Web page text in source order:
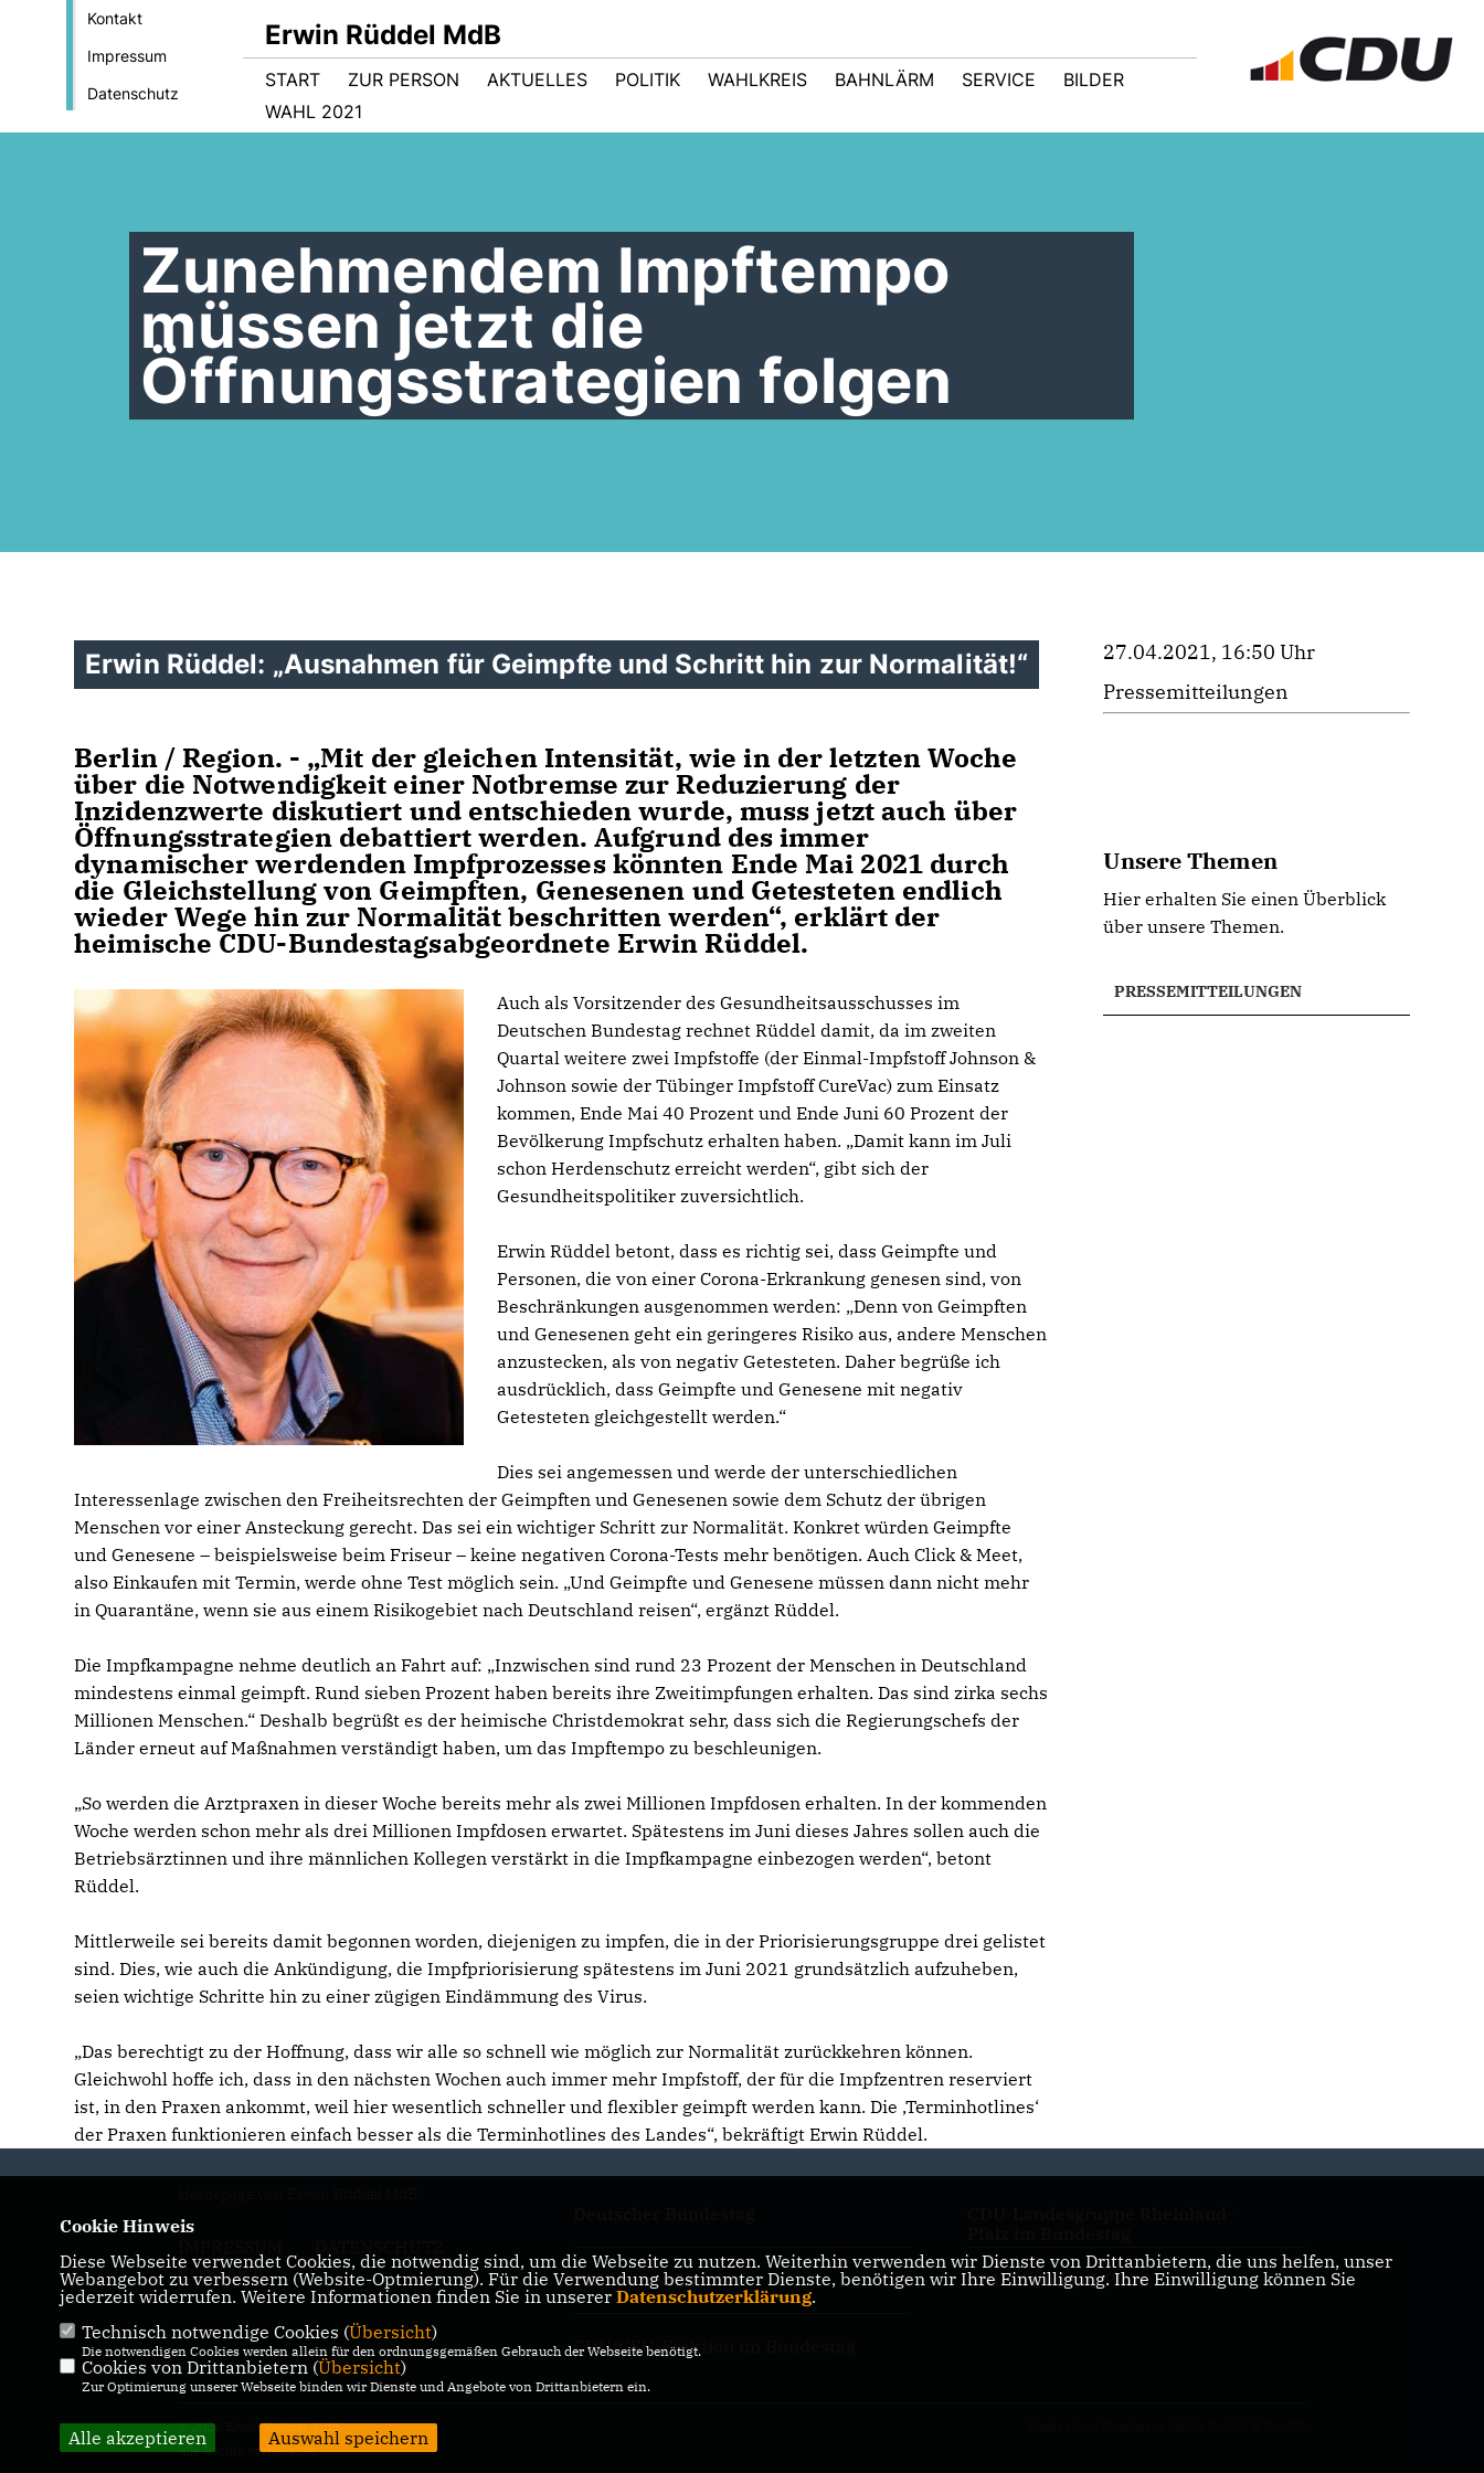
Kontakt
Impressum
Datenschutz
Erwin Rüddel MdB
START ZUR PERSON AKTUELLES POLITIK WAHLKREIS BAHNLÄRM SERVICE
BILDER
WAHL 2021
Zunehmendem Impftempo
müssen jetzt die
Öffnungsstrategien folgen
Erwin Rüddel: „Ausnahmen für Geimpfte und Schritt hin zur Normalität!“
Berlin / Region. - „Mit der gleichen Intensität, wie in der letzten Woche
über die Notwendigkeit einer Notbremse zur Reduzierung der
Inzidenzwerte diskutiert und entschieden wurde, muss jetzt auch über
Öffnungsstrategien debattiert werden. Aufgrund des immer
dynamischer werdenden Impfprozesses könnten Ende Mai 2021 durch
die Gleichstellung von Geimpften, Genesenen und Getesteten endlich
wieder Wege hin zur Normalität beschritten werden“, erklärt der
heimische CDU-Bundestagsabgeordnete Erwin Rüddel.
Auch als Vorsitzender des Gesundheitsausschusses im
Deutschen Bundestag rechnet Rüddel damit, da im zweiten
Quartal weitere zwei Impfstoffe (der Einmal-Impfstoff Johnson &
Johnson sowie der Tübinger Impfstoff CureVac) zum Einsatz
kommen, Ende Mai 40 Prozent und Ende Juni 60 Prozent der
Bevölkerung Impfschutz erhalten haben. „Damit kann im Juli
schon Herdenschutz erreicht werden“, gibt sich der
Gesundheitspolitiker zuversichtlich.
Erwin Rüddel betont, dass es richtig sei, dass Geimpfte und
Personen, die von einer Corona-Erkrankung genesen sind, von
Beschränkungen ausgenommen werden: „Denn von Geimpften
und Genesenen geht ein geringeres Risiko aus, andere Menschen
anzustecken, als von negativ Getesteten. Daher begrüße ich
ausdrücklich, dass Geimpfte und Genesene mit negativ
Getesteten gleichgestellt werden.“
Dies sei angemessen und werde der unterschiedlichen
Interessenlage zwischen den Freiheitsrechten der Geimpften und Genesenen sowie dem Schutz der übrigen
Menschen vor einer Ansteckung gerecht. Das sei ein wichtiger Schritt zur Normalität. Konkret würden Geimpfte
und Genesene – beispielsweise beim Friseur – keine negativen Corona-Tests mehr benötigen. Auch Click & Meet,
also Einkaufen mit Termin, werde ohne Test möglich sein. „Und Geimpfte und Genesene müssen dann nicht mehr
in Quarantäne, wenn sie aus einem Risikogebiet nach Deutschland reisen“, ergänzt Rüddel.
Die Impfkampagne nehme deutlich an Fahrt auf: „Inzwischen sind rund 23 Prozent der Menschen in Deutschland
mindestens einmal geimpft. Rund sieben Prozent haben bereits ihre Zweitimpfungen erhalten. Das sind zirka sechs
Millionen Menschen.“ Deshalb begrüßt es der heimische Christdemokrat sehr, dass sich die Regierungschefs der
Länder erneut auf Maßnahmen verständigt haben, um das Impftempo zu beschleunigen.
So werden die Arztpraxen in dieser Woche bereits mehr als zwei Millionen Impfdosen erhalten. In der kommenden
Woche werden schon mehr als drei Millionen Impfdosen erwartet. Spätestens im Juni dieses Jahres sollen auch die
Betriebsärztinnen und ihre männlichen Kollegen verstärkt in die Impfkampagne einbezogen werden“, betont
Rüddel.
Mittlerweile sei bereits damit begonnen worden, diejenigen zu impfen, die in der Priorisierungsgruppe drei gelistet
sind. Dies, wie auch die Ankündigung, die Impfpriorisierung spätestens im Juni 2021 grundsätzlich aufzuheben,
seien wichtige Schritte hin zu einer zügigen Eindämmung des Virus.
Das berechtigt zu der Hoffnung, dass wir alle so schnell wie möglich zur Normalität zurückkehren können.
Gleichwohl hoffe ich, dass in den nächsten Wochen auch immer mehr Impfstoff, der für die Impfzentren reserviert
ist, in den Praxen ankommt, weil hier wesentlich schneller und flexibler geimpft werden kann. Die ‚Terminhotlines‘
der Praxen funktionieren einfach besser als die Terminhotlines des Landes“, bekräftigt Erwin Rüddel.
27.04.2021, 16:50 Uhr
Pressemitteilungen
Unsere Themen
Hier erhalten Sie einen Überblick
über unsere Themen.
PRESSEMITTEILUNGEN
KONTAKT
CDU Deutschlands
CDU/CSU-Fraktion im Bundestag
CDU Rheinland-Pfalz
© 2026 Erwin Rüddel, MdB
Alle Rechte vorbehalten.
Cookie Hinweis
Diese Webseite verwendet Cookies, die notwendig sind, um die Webseite zu nutzen. Weiterhin verwenden wir Dienste von Drittanbietern, die uns helfen, unser
Webangebot zu verbessern (Website-Optmierung). Für die Verwendung bestimmter Dienste, benötigen wir Ihre Einwilligung. Ihre Einwilligung können Sie
jederzeit widerrufen. Weitere Informationen finden Sie in unserer Datenschutzerklärung.
Technisch notwendige Cookies (Übersicht)
Die notwendigen Cookies werden allein für den ordnungsgemäßen Gebrauch der Webseite benötigt.
Cookies von Drittanbietern (Übersicht)
Zur Optimierung unserer Webseite binden wir Dienste und Angebote von Drittanbietern ein.
Alle akzeptieren Auswahl speichern